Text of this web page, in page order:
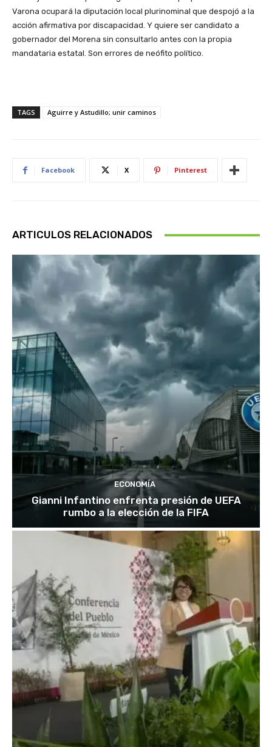
Varona ocupará la diputación local plurinominal que despojó a la
acción afirmativa por discapacidad. Y quiere ser candidato a
gobernador del Morena sin consultarlo antes con la propia
mandataria estatal. Son errores de neófito político.
TAGS Aguirre y Astudillo; unir caminos
Facebook X Pinterest
ARTICULOS RELACIONADOS
ECONOMÍA
Gianni Infantino enfrenta presión de UEFA
rumbo a la elección de la FIFA